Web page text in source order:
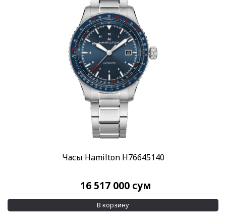
Часы Hamilton H76645140
16 517 000 сум
В корзину